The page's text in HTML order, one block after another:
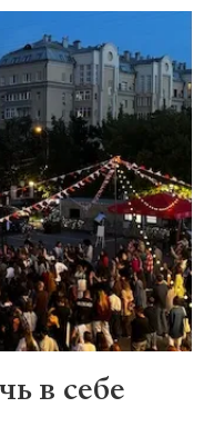
в себе